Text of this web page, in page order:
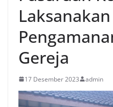
Laksanakan
Gereja
17 Desember 2023 admin